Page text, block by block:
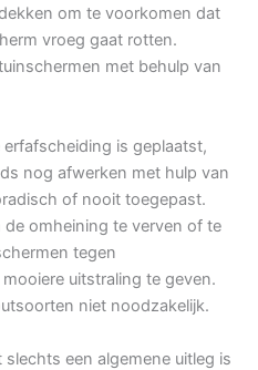
om te voorkomen dat
vroeg gaat rotten.
met behulp van
is geplaatst,
nog afwerken met hulp van
of nooit toegepast.
omheining te verven of te
tegen
uitstraling te geven.
niet noodzakelijk.
een algemene uitleg is